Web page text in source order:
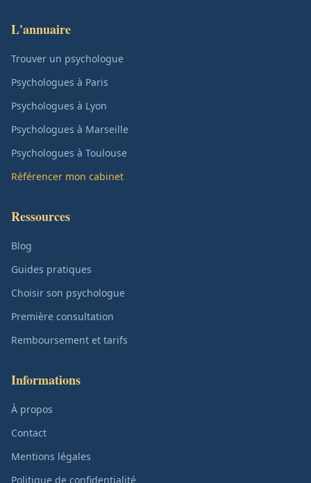
L'annuaire
Trouver un psychologue
Psychologues à Paris
Psychologues à Lyon
Psychologues à Marseille
Psychologues à Toulouse
Référencer mon cabinet
Ressources
Blog
Guides pratiques
Choisir son psychologue
Première consultation
Remboursement et tarifs
Informations
À propos
Contact
Mentions légales
Politique de confidentialité